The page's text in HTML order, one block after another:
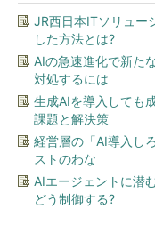
JR西日本ITソリュー
した方法とは?
AIの急速進化で新た
対処するには
生成AIを導入しても
課題と解決策
経営層の「AI導入し
ストのわな
AIエージェントに潜
どう制御する?